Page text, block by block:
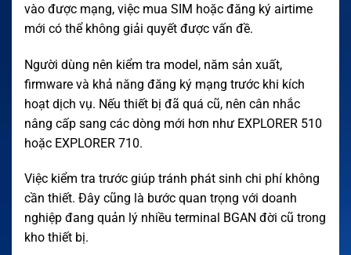
vào được mạng, việc mua SIM hoặc đăng ký airtime
mới có thể không giải quyết được vấn đề.
Người dùng nên kiểm tra model, năm sản xuất,
firmware và khả năng đăng ký mạng trước khi kích
hoạt dịch vụ. Nếu thiết bị đã quá cũ, nên cân nhắc
nâng cấp sang các dòng mới hơn như EXPLORER 510
hoặc EXPLORER 710.
Việc kiểm tra trước giúp tránh phát sinh chi phí không
cần thiết. Đây cũng là bước quan trọng với doanh
nghiệp đang quản lý nhiều terminal BGAN đời cũ trong
kho thiết bị.